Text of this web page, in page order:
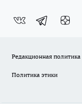
Редакционная политика
Политика этики